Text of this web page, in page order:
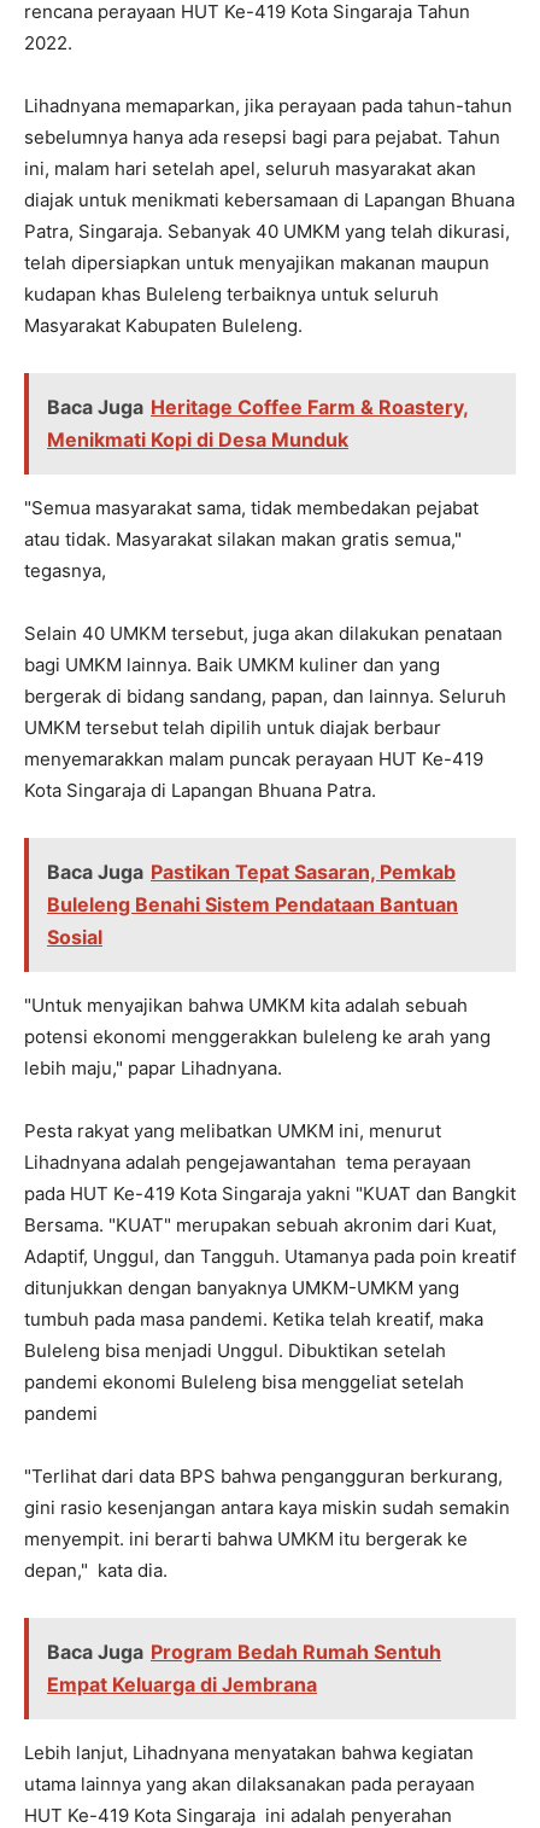
rencana perayaan HUT Ke-419 Kota Singaraja Tahun
2022.
Lihadnyana memaparkan, jika perayaan pada tahun-tahun
sebelumnya hanya ada resepsi bagi para pejabat. Tahun
ini, malam hari setelah apel, seluruh masyarakat akan
diajak untuk menikmati kebersamaan di Lapangan Bhuana
Patra, Singaraja. Sebanyak 40 UMKM yang telah dikurasi,
telah dipersiapkan untuk menyajikan makanan maupun
kudapan khas Buleleng terbaiknya untuk seluruh
Masyarakat Kabupaten Buleleng.
Baca Juga Heritage Coffee Farm & Roastery,
Menikmati Kopi di Desa Munduk
"Semua masyarakat sama, tidak membedakan pejabat
atau tidak. Masyarakat silakan makan gratis semua,"
tegasnya,
Selain 40 UMKM tersebut, juga akan dilakukan penataan
bagi UMKM lainnya. Baik UMKM kuliner dan yang
bergerak di bidang sandang, papan, dan lainnya. Seluruh
UMKM tersebut telah dipilih untuk diajak berbaur
menyemarakkan malam puncak perayaan HUT Ke-419
Kota Singaraja di Lapangan Bhuana Patra.
Baca Juga Pastikan Tepat Sasaran, Pemkab
Buleleng Benahi Sistem Pendataan Bantuan
Sosial
"Untuk menyajikan bahwa UMKM kita adalah sebuah
potensi ekonomi menggerakkan buleleng ke arah yang
lebih maju," papar Lihadnyana.
Pesta rakyat yang melibatkan UMKM ini, menurut
Lihadnyana adalah pengejawantahan tema perayaan
pada HUT Ke-419 Kota Singaraja yakni "KUAT dan Bangkit
Bersama. "KUAT" merupakan sebuah akronim dari Kuat,
Adaptif, Unggul, dan Tangguh. Utamanya pada poin kreatif
ditunjukkan dengan banyaknya UMKM-UMKM yang
tumbuh pada masa pandemi. Ketika telah kreatif, maka
Buleleng bisa menjadi Unggul. Dibuktikan setelah
pandemi ekonomi Buleleng bisa menggeliat setelah
pandemi
"Terlihat dari data BPS bahwa pengangguran berkurang,
gini rasio kesenjangan antara kaya miskin sudah semakin
menyempit. ini berarti bahwa UMKM itu bergerak ke
depan," kata dia.
Baca Juga Program Bedah Rumah Sentuh
Empat Keluarga di Jembrana
Lebih lanjut, Lihadnyana menyatakan bahwa kegiatan
utama lainnya yang akan dilaksanakan pada perayaan
HUT Ke-419 Kota Singaraja ini adalah penyerahan